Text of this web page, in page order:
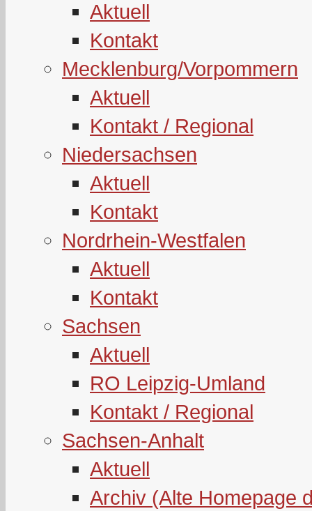
Aktuell
Kontakt
Mecklenburg/Vorpommern
Aktuell
Kontakt / Regional
Niedersachsen
Aktuell
Kontakt
Nordrhein-Westfalen
Aktuell
Kontakt
Sachsen
Aktuell
RO Leipzig-Umland
Kontakt / Regional
Sachsen-Anhalt
Aktuell
Archiv (Alte Homepage